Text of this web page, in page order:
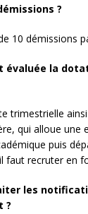
?
10 démissions
évaluée la
trimestrielle
qui alloue
puis
il faut recruter
les
?